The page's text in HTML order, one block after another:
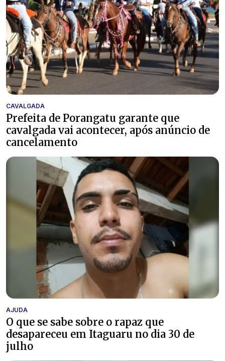
CAVALGADA
Prefeita de Porangatu garante que
cavalgada vai acontecer, após anúncio de
cancelamento
AJUDA
O que se sabe sobre o rapaz que
desapareceu em Itaguaru no dia 30 de
julho